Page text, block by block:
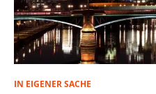
IN EIGENER SACHE